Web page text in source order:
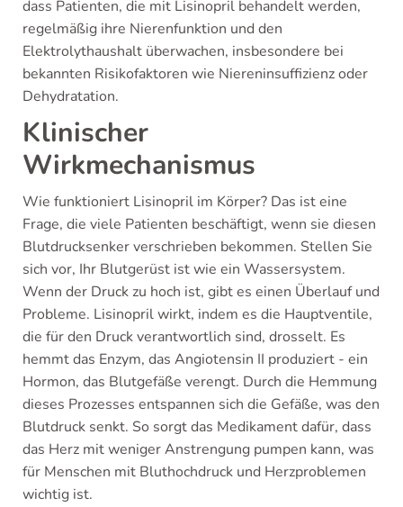
dass Patienten, die mit Lisinopril behandelt werden,
regelmäßig ihre Nierenfunktion und den
Elektrolythaushalt überwachen, insbesondere bei
bekannten Risikofaktoren wie Niereninsuffizienz oder
Dehydratation.
Klinischer
Wirkmechanismus
Wie funktioniert Lisinopril im Körper? Das ist eine
Frage, die viele Patienten beschäftigt, wenn sie diesen
Blutdrucksenker verschrieben bekommen. Stellen Sie
sich vor, Ihr Blutgerüst ist wie ein Wassersystem.
Wenn der Druck zu hoch ist, gibt es einen Überlauf und
Probleme. Lisinopril wirkt, indem es die Hauptventile,
die für den Druck verantwortlich sind, drosselt. Es
hemmt das Enzym, das Angiotensin II produziert - ein
Hormon, das Blutgefäße verengt. Durch die Hemmung
dieses Prozesses entspannen sich die Gefäße, was den
Blutdruck senkt. So sorgt das Medikament dafür, dass
das Herz mit weniger Anstrengung pumpen kann, was
für Menschen mit Bluthochdruck und Herzproblemen
wichtig ist.